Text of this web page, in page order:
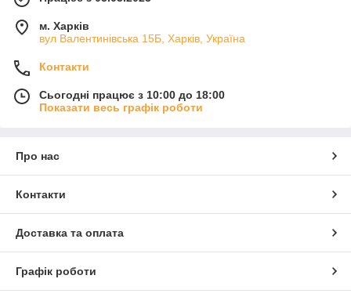
м. Харків
вул Валентинівська 15Б, Харків, Україна
Контакти
Сьогодні працює з 10:00 до 18:00
Показати весь графік роботи
Про нас
Контакти
Доставка та оплата
Графік роботи